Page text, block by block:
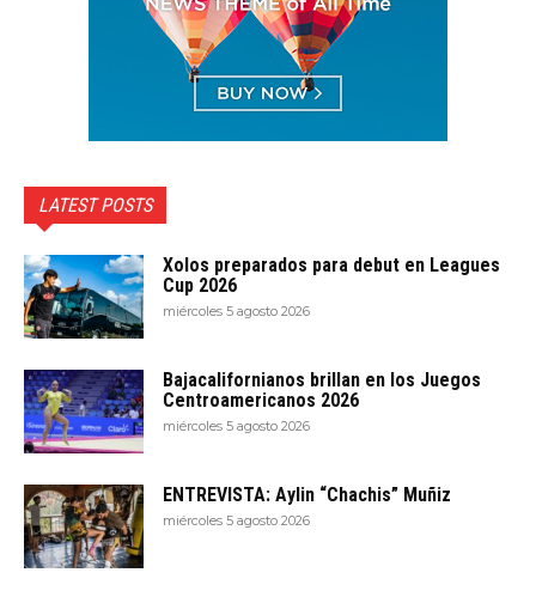
LATEST POSTS
Xolos preparados para debut en Leagues
Cup 2026
miércoles 5 agosto 2026
Bajacalifornianos brillan en los Juegos
Centroamericanos 2026
miércoles 5 agosto 2026
ENTREVISTA: Aylin “Chachis” Muñiz
miércoles 5 agosto 2026